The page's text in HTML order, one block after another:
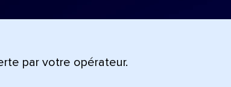
par votre opérateur.